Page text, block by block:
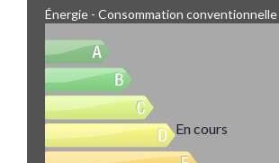
Énergie - Consommation conventionnelle
En cours